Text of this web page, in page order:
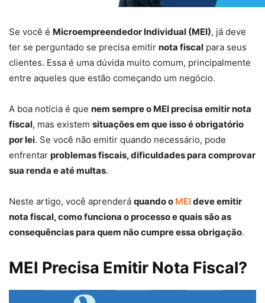
Se você é Microempreendedor Individual (MEI), já deve
ter se perguntado se precisa emitir nota fiscal para seus
clientes. Essa é uma dúvida muito comum, principalmente
entre aqueles que estão começando um negócio.
A boa notícia é que nem sempre o MEI precisa emitir nota
fiscal, mas existem situações em que isso é obrigatório
por lei. Se você não emitir quando necessário, pode
enfrentar problemas fiscais, dificuldades para comprovar
sua renda e até multas.
Neste artigo, você aprenderá quando o MEIdeve emitir
nota fiscal, como funciona o processo e quais são as
consequências para quem não cumpre essa obrigação.
MEI Precisa Emitir Nota Fiscal?